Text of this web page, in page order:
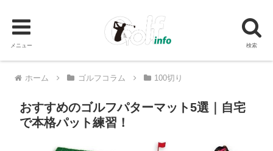
ホーム ゴルフコラム 100切り
おすすめのゴルフパターマット5選｜自宅
で本格パット練習！
メニュー 検索